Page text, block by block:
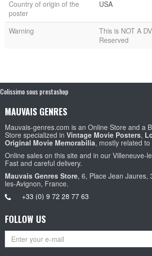
Country of origin of the
poster
USA
Warning
This is NOT A
Reserved
Colissimo sous prestashop
MAUVAIS GENRES
Mauvais-genres.com is an Online Store and a
Store specialized in Vintage Movie Posters,
Original Movie Memorabilia, mostly related
Online sales on this site and in our Villeneuve-
Fast and careful delivery.
Mauvais Genres Store, 6, Place Jean Jaures,
les-Avignon, France.
+33 (0) 9 72 28 77 63
FOLLOW US